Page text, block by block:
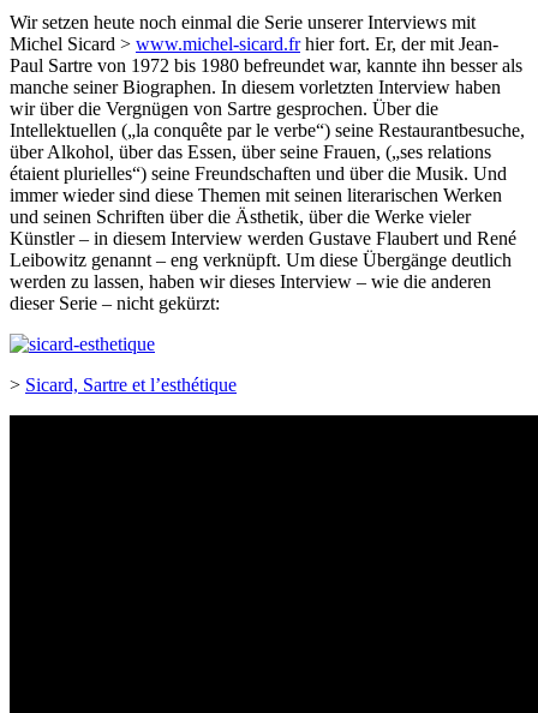
Wir setzen heute noch einmal die Serie unserer Interviews mit
Michel Sicard > www.michel-sicard.frhier fort. Er, der mit Jean-
Paul Sartre von 1972 bis 1980 befreundet war, kannte ihn besser als
manche seiner Biographen. In diesem vorletzten Interview haben
wir über die Vergnügen von Sartre gesprochen. Über die
Intellektuellen („la conquête par le verbe“) seine Restaurantbesuche,
über Alkohol, über das Essen, über seine Frauen, („ses relations
étaient plurielles“) seine Freundschaften und über die Musik. Und
immer wieder sind diese Themen mit seinen literarischen Werken
und seinen Schriften über die Ästhetik, über die Werke vieler
Künstler – in diesem Interview werden Gustave Flaubert und René
Leibowitz genannt – eng verknüpft. Um diese Übergänge deutlich
werden zu lassen, haben wir dieses Interview – wie die anderen
dieser Serie – nicht gekürzt:
> Sicard, Sartre et l’esthétique